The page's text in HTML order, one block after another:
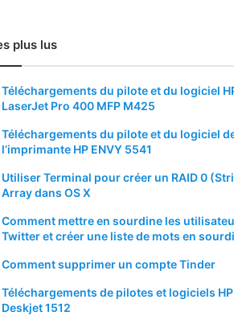
plus lus
Téléchargements du pilote et du logiciel
LaserJet Pro 400 MFP M425
Téléchargements du pilote et du logiciel
l’imprimante HP ENVY 5541
Utiliser Terminal pour créer un RAID 0
Array dans OS X
Comment mettre en sourdine les
Twitter et créer une liste de mots en
Comment supprimer un compte Tinder
Téléchargements de pilotes et logiciels HP
Deskjet 1512